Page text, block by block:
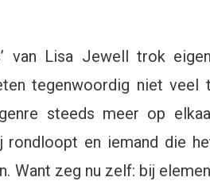
van Lisa Jewell trok
tegenwoordig niet
steeds meer op
rondloopt en iemand die
Want zeg nu zelf: bij